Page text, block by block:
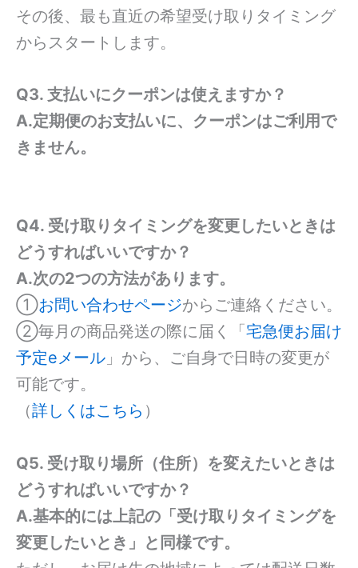
その後、最も直近の希望受け取りタイミング
からスタートします。
Q3. 支払いにクーポンは使えますか？
A.定期便のお支払いに、クーポンはご利用で
きません。
Q4. 受け取りタイミングを変更したいときは
どうすればいいですか？
A.次の2つの方法があります。
①お問い合わせページからご連絡ください。
②毎月の商品発送の際に届く「宅急便お届け
予定eメール 」から、ご自身で日時の変更が
可能です。
（詳しくはこちら ）
Q5. 受け取り場所（住所）を変えたいときは
どうすればいいですか？
A.基本的には上記の「受け取りタイミングを
変更したいとき」と同様です。